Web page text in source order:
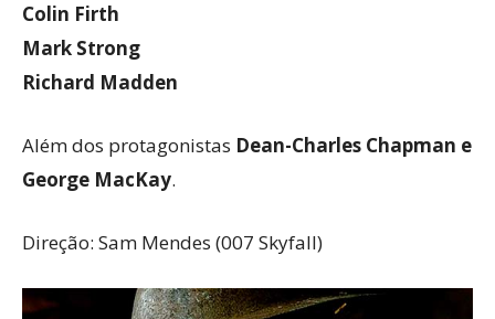
Colin Firth
Mark Strong
Richard Madden
Além dos protagonistas Dean-Charles Chapman e
George MacKay.
Direção: Sam Mendes (007 Skyfall)